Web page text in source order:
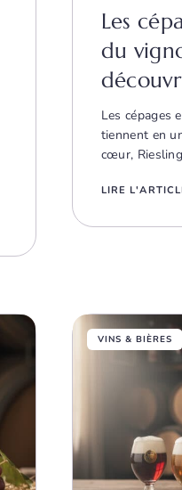
Les
du
Les cépages
tiennent en
cœur,
LIRE
VINS & BIÈRES